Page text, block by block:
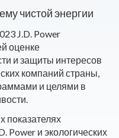
чистой энергии
J.D. Power
оценке
и защиты интересов
компаний страны,
и целями в
показателях
Power и экологических